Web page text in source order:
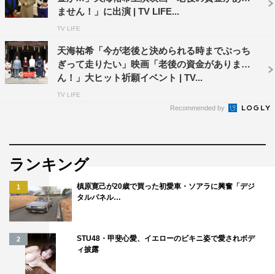
ません！」に出演 | TV LIFE...
TV LIFE
天海祐希「今が老後と決められる時までぶっち
ぎって走りたい」映画「老後の資金がありませ
ん！」大ヒット祈願イベント | TV...
TV LIFE
Recommended by
ランキング
1
槙原寛己が20歳で買った初愛車・ソアラに興奮「デジ
タルパネル…
2
STU48・甲斐心愛、イエローのビキニ姿で愛されボデ
ィ披露